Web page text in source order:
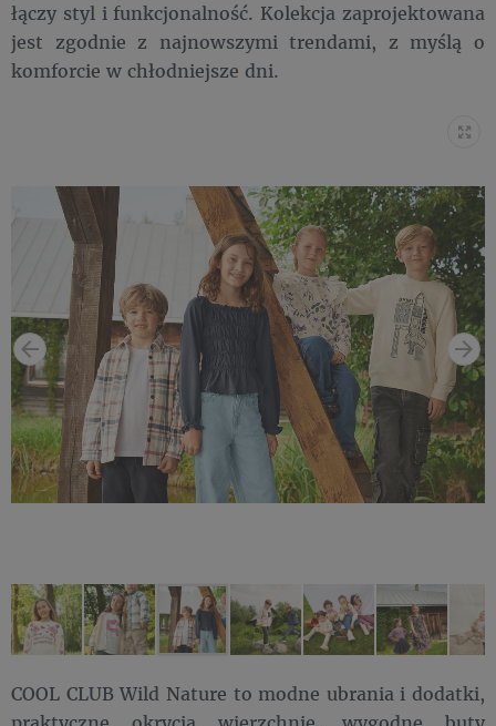
łączy styl i funkcjonalność. Kolekcja zaprojektowana
jest zgodnie z najnowszymi trendami, z myślą o
komforcie w chłodniejsze dni.
COOL CLUB Wild Nature to modne ubrania i dodatki,